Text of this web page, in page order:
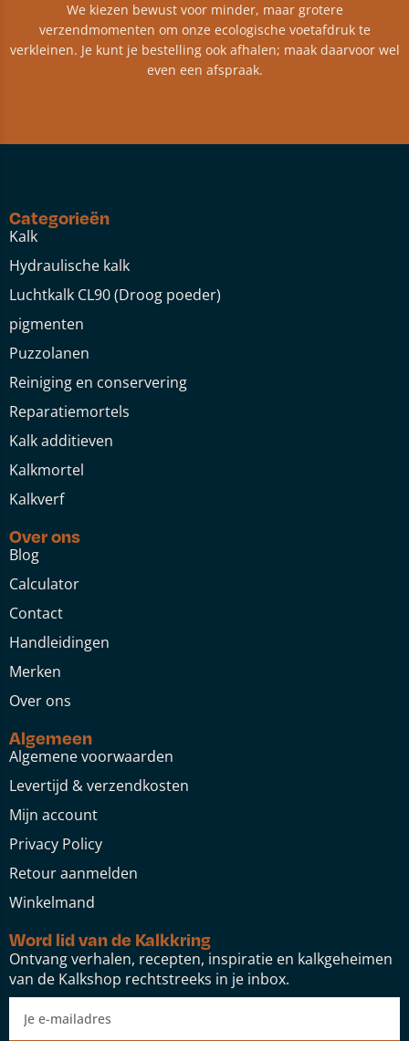
We kiezen bewust voor minder, maar grotere
verzendmomenten om onze ecologische voetafdruk te
verkleinen. Je kunt je bestelling ook afhalen; maak daarvoor wel
even een afspraak.
Categorieën
Kalk
Hydraulische kalk
Luchtkalk CL90 (Droog poeder)
pigmenten
Puzzolanen
Reiniging en conservering
Reparatiemortels
Kalk additieven
Kalkmortel
Kalkverf
Over ons
Blog
Calculator
Contact
Handleidingen
Merken
Over ons
Algemeen
Algemene voorwaarden
Levertijd & verzendkosten
Mijn account
Privacy Policy
Retour aanmelden
Winkelmand
Word lid van de Kalkkring
Ontvang verhalen, recepten, inspiratie en kalkgeheimen
van de Kalkshop rechtstreeks in je inbox.